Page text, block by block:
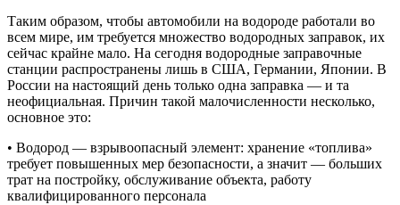
Таким образом, чтобы автомобили на водороде работали во
всем мире, им требуется множество водородных заправок, их
сейчас крайне мало. На сегодня водородные заправочные
станции распространены лишь в США, Германии, Японии. В
России на настоящий день только одна заправка — и та
неофициальная. Причин такой малочисленности несколько,
основное это:
• Водород — взрывоопасный элемент: хранение «топлива»
требует повышенных мер безопасности, а значит — больших
трат на постройку, обслуживание объекта, работу
квалифицированного персонала